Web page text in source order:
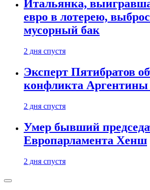
Итальянка,
евро в лотерею,
мусорный бак
2 дня спустя
Эксперт Пятибратов
конфликта
2 дня спустя
Умер бывший
Европарламента Хенш
2 дня спустя